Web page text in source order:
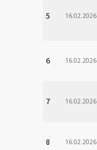
5 16.02.2026
6 16.02.2026
7 16.02.2026
8 16.02.2026